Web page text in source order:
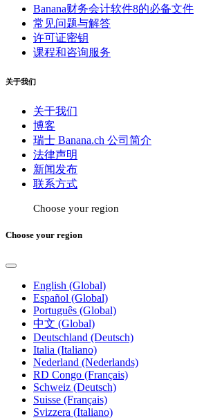
Banana财务会计软件8的必备文件
常见问题与解答
许可证密钥
课程和咨询服务
关于我们
关于我们
博客
瑞士 Banana.ch 公司简介
法律声明
新闻发布
联系方式
Choose your region
Choose your region
English (Global)
Español (Global)
Português (Global)
中文 (Global)
Deutschland (Deutsch)
Italia (Italiano)
Nederland (Nederlands)
RD Congo (Français)
Schweiz (Deutsch)
Suisse (Français)
Svizzera (Italiano)